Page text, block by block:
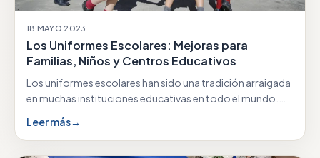
18 MAYO 2023
Los Uniformes Escolares: Mejoras para
Familias, Niños y Centros Educativos
Los uniformes escolares han sido una tradición arraigada
en muchas instituciones educativas en todo el mundo.…
Leer más→